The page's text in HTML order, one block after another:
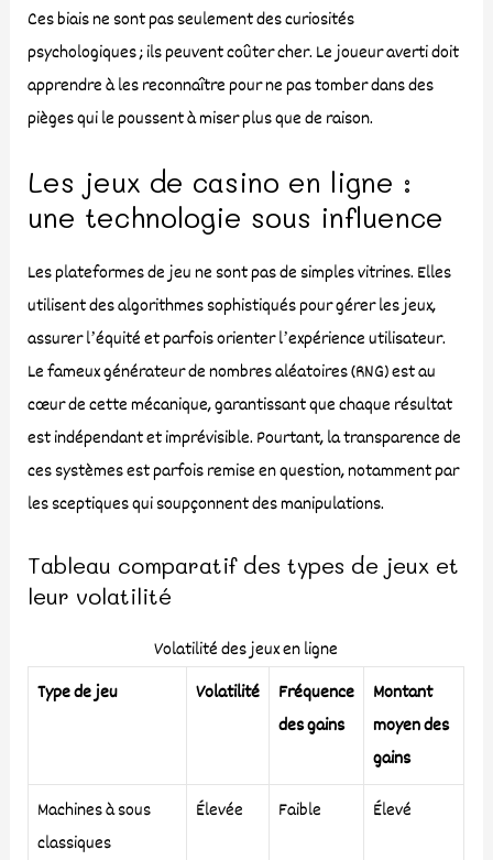
Ces biais ne sont pas seulement des curiosités
psychologiques ; ils peuvent coûter cher. Le joueur averti doit
apprendre à les reconnaître pour ne pas tomber dans des
pièges qui le poussent à miser plus que de raison.
Les jeux de casino en ligne :
une technologie sous influence
Les plateformes de jeu ne sont pas de simples vitrines. Elles
utilisent des algorithmes sophistiqués pour gérer les jeux,
assurer l’équité et parfois orienter l’expérience utilisateur.
Le fameux générateur de nombres aléatoires (RNG) est au
cœur de cette mécanique, garantissant que chaque résultat
est indépendant et imprévisible. Pourtant, la transparence de
ces systèmes est parfois remise en question, notamment par
les sceptiques qui soupçonnent des manipulations.
Tableau comparatif des types de jeux et
leur volatilité
Volatilité des jeux en ligne
Type de jeu
Volatilité
Fréquence
des gains
Montant
moyen des
gains
Machines à sous
classiques
Élevée Faible Élevé